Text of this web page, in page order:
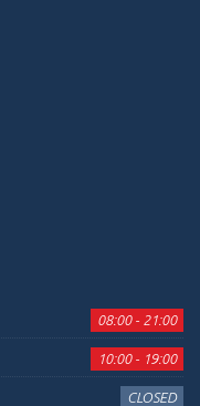
08:00 - 21:00
10:00 - 19:00
CLOSED